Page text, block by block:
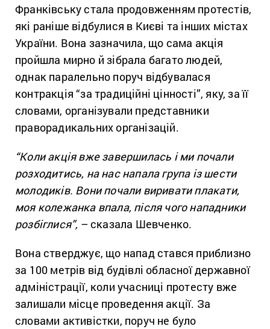
Франківську стала продовженням протестів,
які раніше відбулися в Києві та інших містах
України. Вона зазначила, що сама акція
пройшла мирно й зібрала багато людей,
однак паралельно поруч відбувалася
контракція “за традиційні цінності”, яку, за її
словами, організували представники
праворадикальних організацій.
“Коли акція вже завершилась і ми почали
розходитись, на нас напала група із шести
молодиків. Вони почали виривати плакати,
моя колежанка впала, після чого нападники
розбіглися”, – сказала Шевченко.
Вона стверджує, що напад стався приблизно
за 100 метрів від будівлі обласної державної
адміністрації, коли учасниці протесту вже
залишали місце проведення акції. За
словами активістки, поруч не було